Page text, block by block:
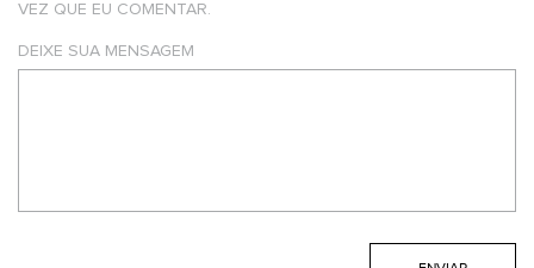
VEZ QUE EU COMENTAR.
DEIXE SUA MENSAGEM